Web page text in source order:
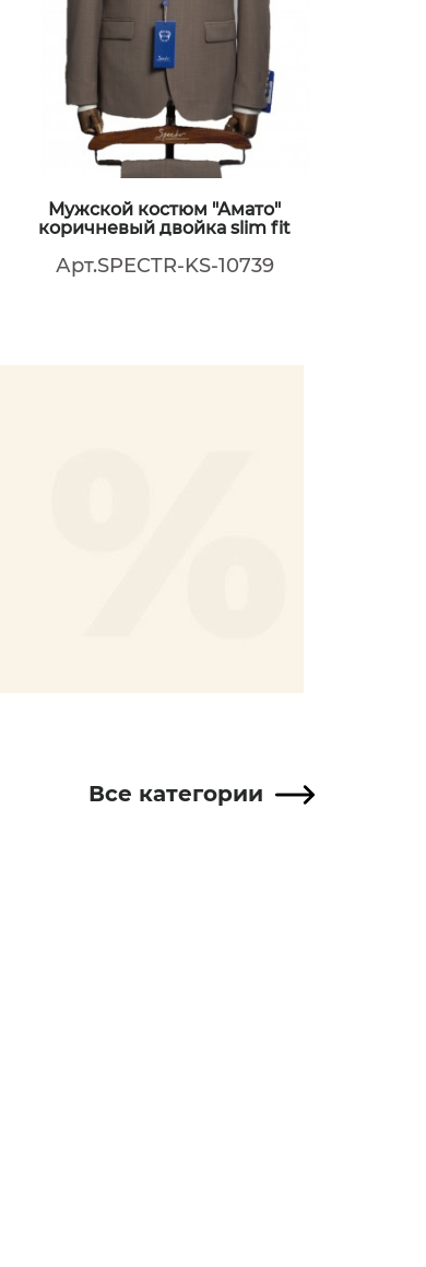
Мужской костюм "Амато"
коричневый двойка slim fit
Арт.SPECTR-KS-10739
Все категории